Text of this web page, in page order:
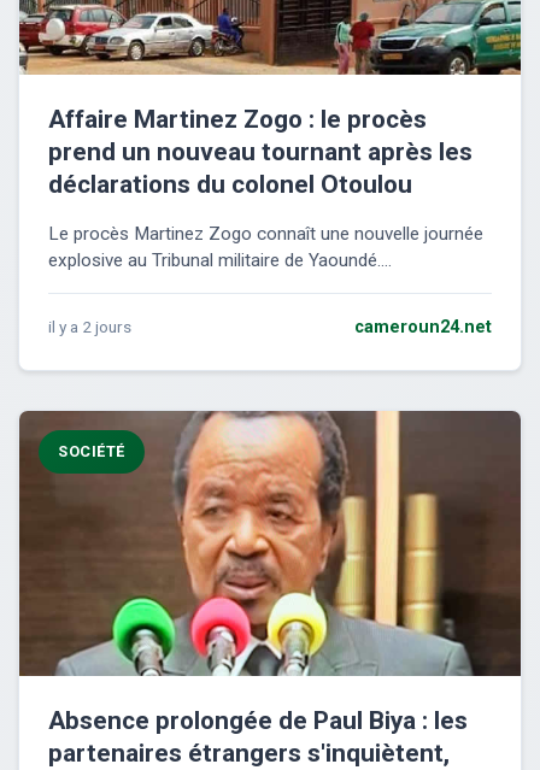
Affaire Martinez Zogo : le procès
prend un nouveau tournant après les
déclarations du colonel Otoulou
Le procès Martinez Zogo connaît une nouvelle journée
explosive au Tribunal militaire de Yaoundé....
il y a 2 jours cameroun24.net
SOCIÉTÉ
Absence prolongée de Paul Biya : les
partenaires étrangers s'inquiètent,